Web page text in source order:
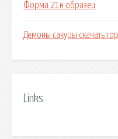
Форма 21н образец
Демоны сакуры скачать
Links